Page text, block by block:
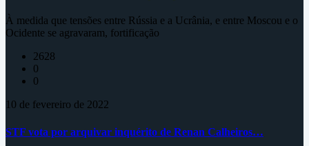
À medida que tensões entre Rússia e a Ucrânia, e entre Moscou e o
Ocidente se agravaram, fortificação
2628
0
0
10 de fevereiro de 2022
STF vota por arquivar inquérito de Renan Calheiros…